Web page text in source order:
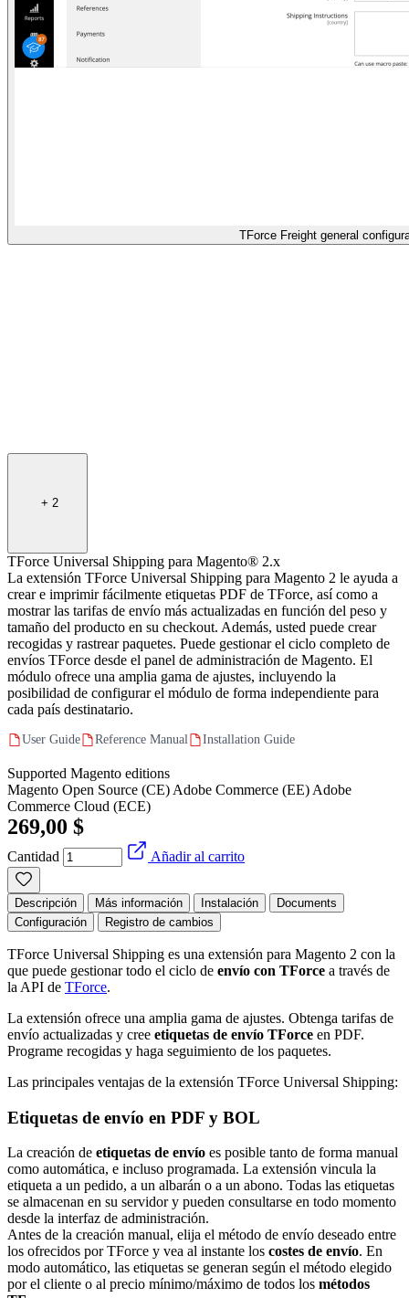
TForce Freight general
+ 2
TForce Universal Shipping para Magento® 2.x
La extensión TForce Universal Shipping para Magento 2 le ayuda a
crear e imprimir fácilmente etiquetas PDF de TForce, así como a
mostrar las tarifas de envío más actualizadas en función del peso y
tamaño del producto en su checkout. Además, usted puede crear
recogidas y rastrear paquetes. Puede gestionar el ciclo completo de
envíos TForce desde el panel de administración de Magento. El
módulo ofrece una amplia gama de ajustes, incluyendo la
posibilidad de configurar el módulo de forma independiente para
cada país destinatario.
User Guide Reference Manual Installation Guide
Supported Magento editions
Magento Open Source (CE) Adobe Commerce (EE) Adobe
Commerce Cloud (ECE)
269,00 $
Cantidad Añadir al carrito
Descripción Más información Instalación
Documents
Configuración
Registro de cambios
TForce Universal Shipping es una extensión para Magento 2 con la
que puede gestionar todo el ciclo de envío con TForce a través de
la API de TForce.
La extensión ofrece una amplia gama de ajustes. Obtenga tarifas de
envío actualizadas y cree etiquetas de envío TForce en PDF.
Programe recogidas y haga seguimiento de los paquetes.
Las principales ventajas de la extensión TForce Universal Shipping:
Etiquetas de envío en PDF y BOL
La creación de etiquetas de envío es posible tanto de forma manual
como automática, e incluso programada. La extensión vincula la
etiqueta a un pedido, a un albarán o a un abono. Todas las etiquetas
se almacenan en su servidor y pueden consultarse en todo momento
desde la interfaz de administración.
Antes de la creación manual, elija el método de envío deseado entre
los ofrecidos por TForce y vea al instante los costes de envío. En
modo automático, las etiquetas se generan según el método elegido
por el cliente o al precio mínimo/máximo de todos los métodos